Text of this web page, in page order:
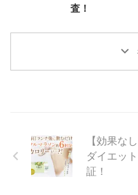
査！
【効果な
ダイエッ
証！